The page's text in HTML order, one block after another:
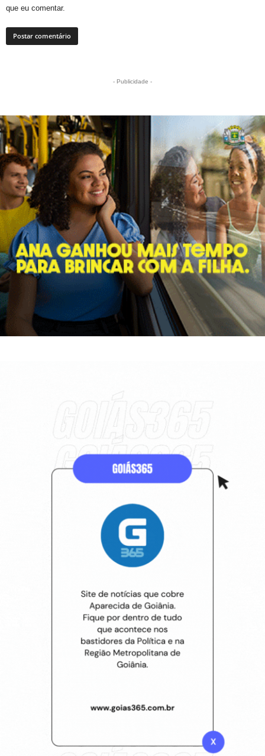
que eu comentar.
- Publicidade -